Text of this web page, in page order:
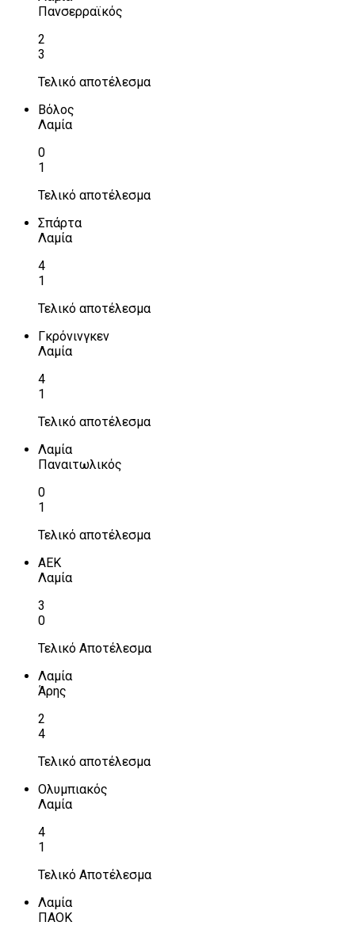
Πανσερραϊκός
2
3
Τελικό αποτέλεσμα
Βόλος
Λαμία
0
1
Τελικό αποτέλεσμα
Σπάρτα
Λαμία
4
1
Τελικό αποτέλεσμα
Γκρόνινγκεν
Λαμία
4
1
Τελικό αποτέλεσμα
Λαμία
Παναιτωλικός
0
1
Τελικό αποτέλεσμα
ΑΕΚ
Λαμία
3
0
Τελικό Αποτέλεσμα
Λαμία
Άρης
2
4
Τελικό αποτέλεσμα
Ολυμπιακός
Λαμία
4
1
Τελικό Αποτέλεσμα
Λαμία
ΠΑΟΚ